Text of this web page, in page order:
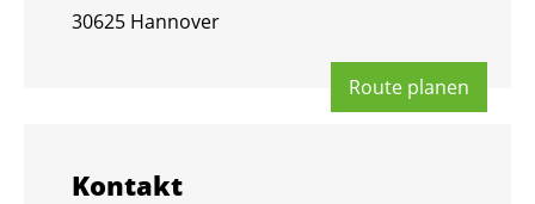
30625 Han­no­ver
Route pla­nen
Kon­takt